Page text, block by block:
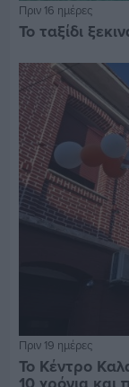
Πριν 16 ημέρες
Το ταξίδι
Πριν 19 ημέρες
Το Κέντρο